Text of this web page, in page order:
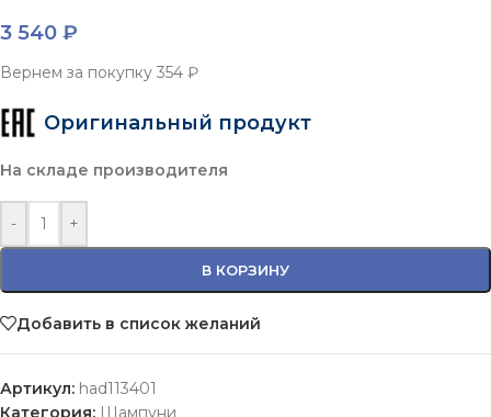
3 540 ₽
Вернем за покупку 354 ₽
Оригинальный продукт
На складе производителя
- +
В КОРЗИНУ
Добавить в список желаний
Артикул: had113401
Категория: Шампуни